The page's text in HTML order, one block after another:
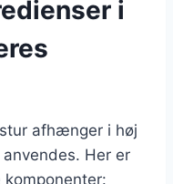
i
afhænger i høj
Her er